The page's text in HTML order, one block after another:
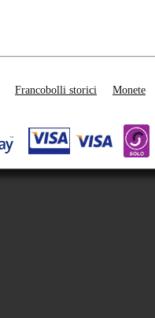
Francobolli storici
Monete